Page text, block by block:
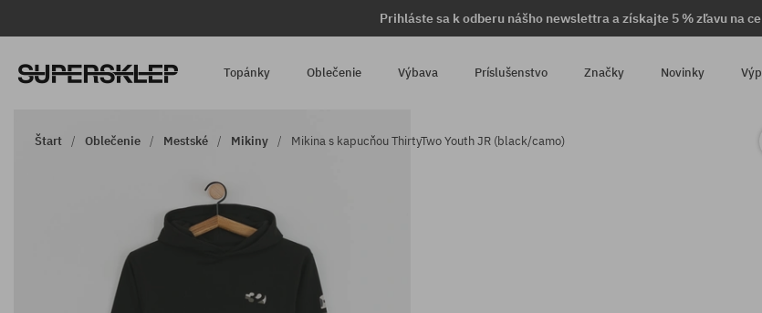
Prihláste sa k odberu nášho newslettra a získajte 5 % zľavu na
Topánky Oblečenie Výbava Príslušenstvo Značky Novinky
Štart Oblečenie Mestské Mikiny Mikina s kapucňou ThirtyTwo Youth JR (black/camo)